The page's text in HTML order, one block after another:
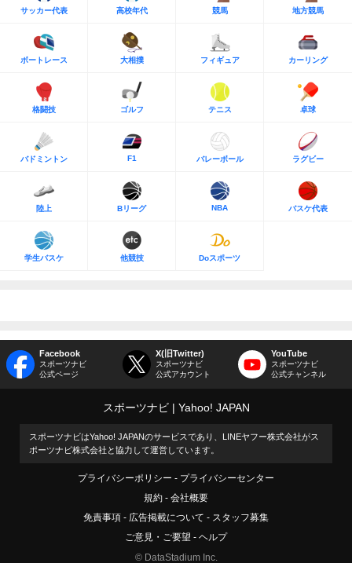
サッカー代表 高校年代 競馬 地方競馬
ボートレース 大相撲 フィギュア カーリング
格闘技 ゴルフ テニス 卓球
バドミントン F1 バレーボール ラグビー
陸上 Bリーグ NBA バスケ代表
学生バスケ 他競技 Doスポーツ
Facebook
スポーツナビ
公式ページ
X(旧Twitter)
スポーツナビ
公式アカウント
YouTube
スポーツナビ
公式チャンネル
スポーツナビ Yahoo! JAPAN
スポーツナビはYahoo! JAPANのサービスであり、LINEヤフー株式会社がス
ポーツナビ株式会社と協力して運営しています。
プライバシーポリシー
プライバシーセンター
規約
会社概要
免責事項
広告掲載について
スタッフ募集
ご意見・ご要望
ヘルプ
© DataStadium Inc.